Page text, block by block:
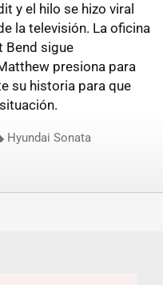
y el hilo se hizo viral
la televisión. La oficina
Bend sigue
presiona para
su historia para que
Hyundai Sonata